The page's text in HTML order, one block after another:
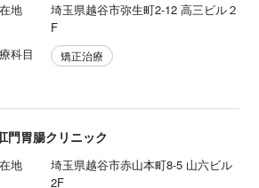
地
埼玉県越谷市弥生町2-12 高三ビル２
F
科目
矯正治療
門胃腸クリニック
地
埼玉県越谷市赤山本町8-5 山六ビル
2F